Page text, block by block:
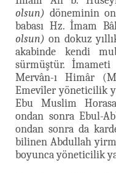
olsun) döneminin
babası Hz. İmam
olsun) on dokuz
akabinde kendi
sürmüştür.
Mervân-ı Himâr
Emevîler yöneticilik
Ebu Muslim
ondan sonra Ebul-
ondan sonra da
bilinen Abdullah
boyunca yöneticilik